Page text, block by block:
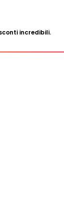
incredibili.